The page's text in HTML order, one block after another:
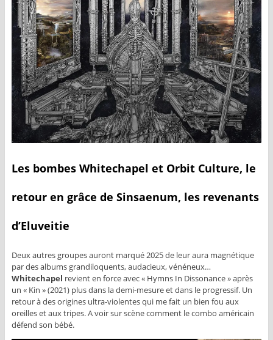
Les bombes Whitechapel et Orbit Culture, le
retour en grâce de Sinsaenum, les revenants
d’Eluveitie
Deux autres groupes auront marqué 2025 de leur aura magnétique
par des albums grandiloquents, audacieux, vénéneux…
Whitechapel revient en force avec « Hymns In Dissonance » après
un « Kin » (2021) plus dans la demi-mesure et dans le progressif. Un
retour à des origines ultra-violentes qui me fait un bien fou aux
oreilles et aux tripes. A voir sur scène comment le combo américain
défend son bébé.